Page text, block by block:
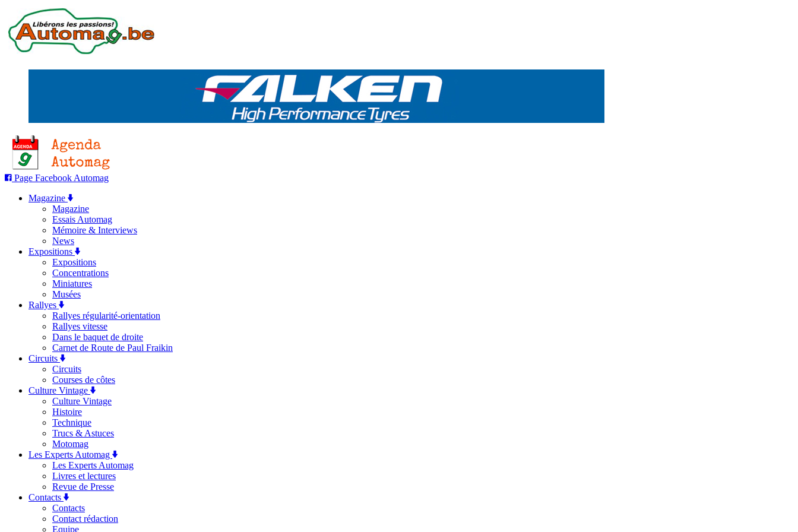
Page Facebook Automag
Magazine
Magazine
Essais Automag
Mémoire & Interviews
News
Expositions
Expositions
Concentrations
Miniatures
Musées
Rallyes
Rallyes régularité-orientation
Rallyes vitesse
Dans le baquet de droite
Carnet de Route de Paul Fraikin
Circuits
Circuits
Courses de côtes
Culture Vintage
Culture Vintage
Histoire
Technique
Trucs & Astuces
Motomag
Les Experts Automag
Les Experts Automag
Livres et lectures
Revue de Presse
Contacts
Contacts
Contact rédaction
Equipe